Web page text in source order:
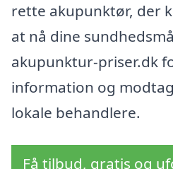
rette akupunktør, der
at nå dine
akupunktur-priser.dk
information og
lokale behandlere.
Få tilbud, gratis og